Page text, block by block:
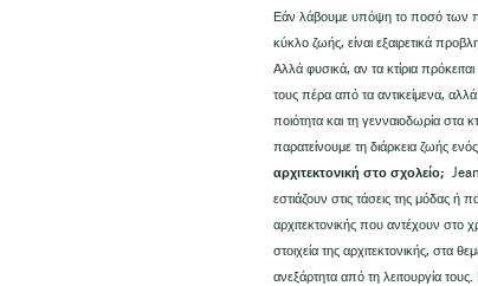
Εάν λάβουμε υπόψη το ποσό των
κύκλο ζωής, είναι εξαιρετικά
Αλλά φυσικά, αν τα κτίρια
τους πέρα από τα αντικείμενα,
ποιότητα και τη γενναιοδωρία στα
παρατείνουμε τη διάρκεια ζωής ενός
αρχιτεκτονική στο σχολείο;
εστιάζουν στις τάσεις της μόδας ή
αρχιτεκτονικής που αντέχουν στο
στοιχεία της αρχιτεκτονικής, στα
ανεξάρτητα από τη λειτουργία